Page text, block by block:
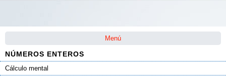
Menú
NÚMEROS ENTEROS
Cálculo mental